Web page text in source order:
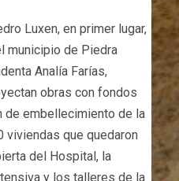
Luxen, en primer lugar,
municipio de Piedra
Analía Farías,
obras con fondos
de embellecimiento de la
viviendas que quedaron
del Hospital, la
y los talleres de la